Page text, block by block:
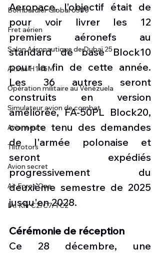
Bombardier Global 6500
Fret aérien
Salon Aéronautique de Dubaï 25
Airbus H145M
Opération militaire au Vénézuela
Simulateur avion de combat
Avionneurs
Tiltrotors
Avion secret
Air Force One
IAI Kfir C2/C7/TC2
Aeropace, l’objectif était de
pour voir livrer les 12
premiers aéronefs au
standard de base Block10
pour la fin de cette année.
Les 36 autres seront
construits en version
améliorée, FA-50PL Block20,
compte tenu des demandes
de l'armée polonaise et
seront expédiés
progressivement du
deuxième semestre de 2025
jusqu'en 2028.
Cérémonie de réception
Ce 28 décembre, une